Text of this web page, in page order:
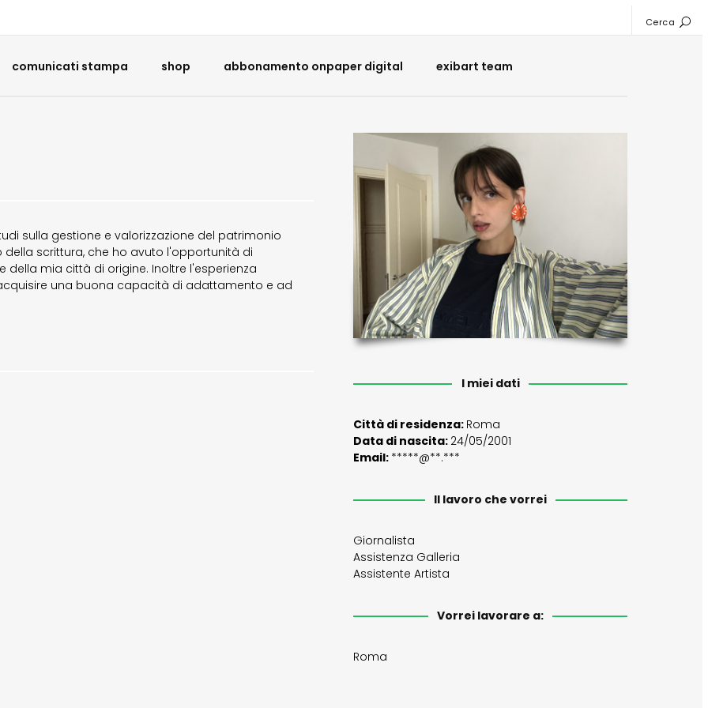
Cerca
comunicati stampa shop abbonamento onpaper digital exibart team
sulla gestione e valorizzazione del patrimonio
scrittura, che ho avuto l'opportunità di
mia città di origine. Inoltre l'esperienza
una buona capacità di adattamento e ad
I miei dati
Città di residenza: Roma
Data di nascita: 24/05/2001
Email: *****@**.***
Il lavoro che vorrei
Giornalista
Assistenza Galleria
Assistente Artista
Vorrei lavorare a:
Roma